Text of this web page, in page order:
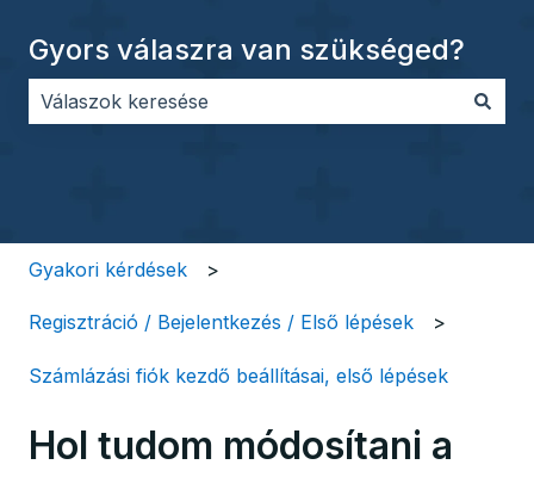
Gyors válaszra van szükséged?
Gyakori kérdések
Regisztráció / Bejelentkezés / Első lépések
Számlázási fiók kezdő beállításai, első lépések
Hol tudom módosítani a